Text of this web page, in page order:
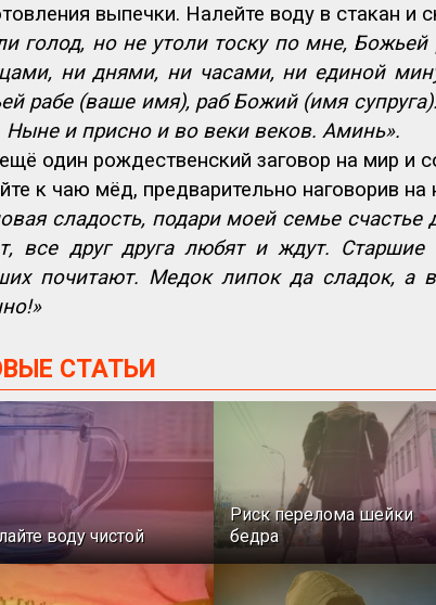
выпечки. Налейте воду в стакан и
голод, но не утоли тоску по мне,
ни днями, ни часами, ни единой
рабе (ваше имя), раб Божий (имя
Ныне и присно и во веки веков. Аминь».
один рождественский заговор на мир и
к чаю мёд, предварительно наговорив на
сладость, подари моей семье
все друг друга любят и ждут.
почитают. Медок липок да сладок, а
СТАТЬИ
воду чистой
Риск перелома шейки
бедра